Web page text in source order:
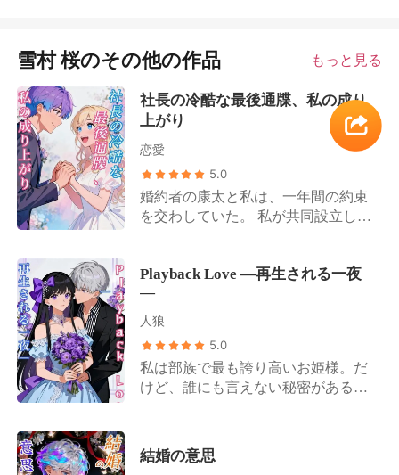
雪村 桜のその他の作品 もっと見る
社長の冷酷な最後通牒、私の成り
上がり
恋愛
5.0
婚約者の康太と私は、一年間の約束
を交わしていた。 私が共同設立した
ある彼が私たちの帝国を築き上げ
る、と。 その約束は、彼が私の人生
をめちゃくちゃにした女に謝罪しろ
件が起きたのは、会社にとって最も
重要な投資家向けプレゼンの真っ最
中だった。 康太はビデオ通話の向こ
恥をかくよう要求したのだ。 樹里に
Playback Love ―再生される一夜
―
人狼
5.0
私は部族で最も誇り高いお姫様。だ
けど、誰にも言えない秘密がある。
画を撮った。 目の前でスマートフォ
ンを構えるアルファを前に、私は居
結婚の意思